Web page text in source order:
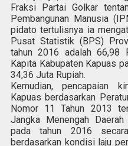
Fraksi Partai Golkar
Pembangunan Manusia
pidato tertulisnya ia
Pusat Statistik (BPS)
tahun 2016 adalah 66,98
Kapita Kabupaten Kapuas
34,36 Juta Rupiah.
Kemudian, pencapaian
Kapuas berdasarkan
Nomor 11 Tahun 2013
Jangka Menengah
pada tahun 2016
berdasarkan kondisi laju